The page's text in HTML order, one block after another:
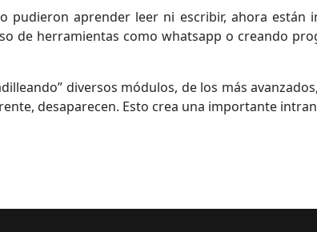
pudieron aprender leer ni escribir, ahora están
de herramientas como whatsapp o creando
diversos módulos, de los más
desaparecen. Esto crea una importante